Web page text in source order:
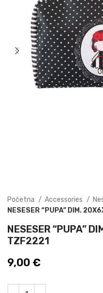
Početna Accessories
NESESER “PUPA” DIM.
NESESER “PUPA”
TZF2221
9,00 €